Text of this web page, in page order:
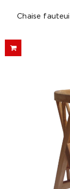
Chaise